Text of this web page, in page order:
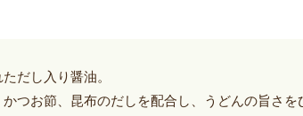
だし入り醤油。
つお節、昆布のだしを配合し、うどんの旨さを